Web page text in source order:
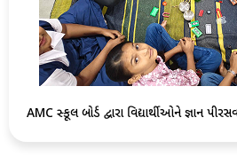
AMC સ્કૂલ બોર્ડ દ્વારા વિદ્યાર્થીઓને જ્ઞાન